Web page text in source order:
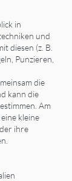
in
und
diesen (z. B.
Punzieren,
die
kann die
Am
kleine
ihre